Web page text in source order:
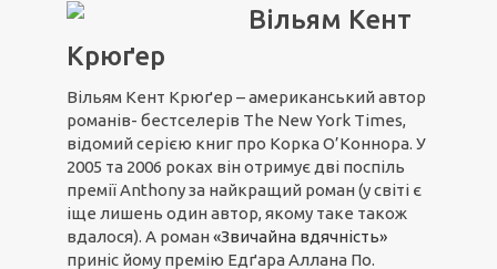
Вільям Кент
Крюґер
Вільям Кент Крюґер – американський автор
романів- бестселерів The New York Times,
відомий серією книг про Корка О’Коннора. У
2005 та 2006 роках він отримує дві поспіль
премії Anthony за найкращий роман (у світі є
іще лишень один автор, якому таке також
вдалося). А роман «Звичайна вдячність»
приніс йому премію Едґара Аллана По.